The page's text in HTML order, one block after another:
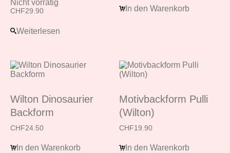
Nicht vorrätig
CHF29.90
Weiterlesen
In den Warenkorb
Wilton Dinosaurier
Backform
CHF24.50
In den Warenkorb
Motivbackform Pulli
(Wilton)
CHF19.90
In den Warenkorb